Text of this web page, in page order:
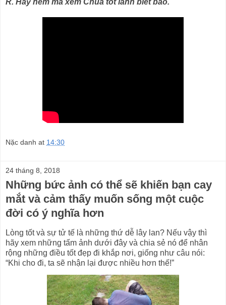
R. Hãy nếm mà xem Chúa tốt lành biết bao.
Nặc danh at 14:30
24 tháng 8, 2018
Những bức ảnh có thể sẽ khiến bạn cay
mắt và cảm thấy muốn sống một cuộc
đời có ý nghĩa hơn
Lòng tốt và sự tử tế là những thứ dễ lây lan? Nếu vậy thì
hãy xem những tấm ảnh dưới đây và chia sẻ nó để nhân
rộng những điều tốt đẹp đi khắp nơi, giống như câu nói:
“Khi cho đi, ta sẽ nhận lại được nhiều hơn thế!”